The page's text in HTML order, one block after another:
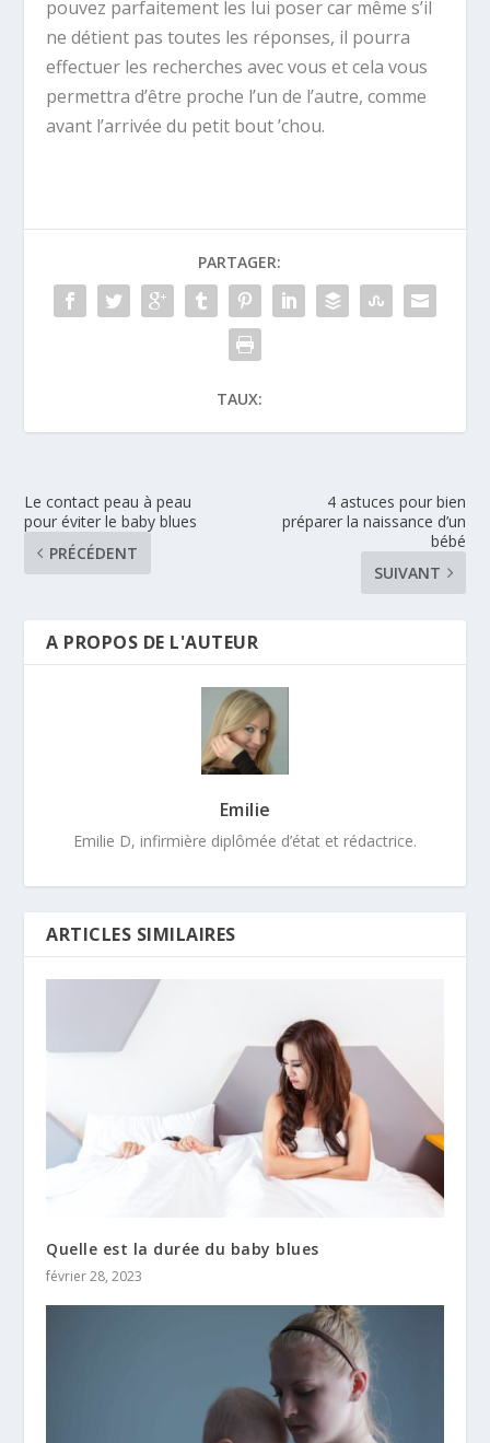
pouvez parfaitement les lui poser car même s’il
ne détient pas toutes les réponses, il pourra
effectuer les recherches avec vous et cela vous
permettra d’être proche l’un de l’autre, comme
avant l’arrivée du petit bout ’chou.
PARTAGER:
TAUX:
Le contact peau à peau
pour éviter le baby blues
PRÉCÉDENT
4 astuces pour bien
préparer la naissance d’un
bébé
SUIVANT
A PROPOS DE L'AUTEUR
Emilie
Emilie D, infirmière diplômée d’état et rédactrice.
ARTICLES SIMILAIRES
Quelle est la durée du baby blues
février 28, 2023